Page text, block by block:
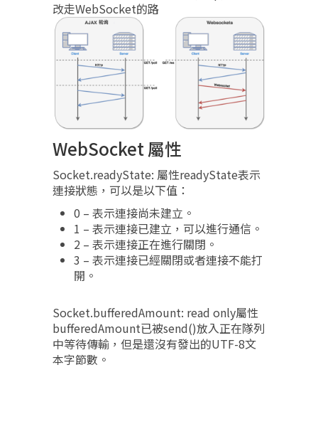
改走WebSocket的路
WebSocket 屬性
Socket.readyState: 屬性readyState表示
連接狀態，可以是以下值：
0 – 表示連接尚未建立。
1 – 表示連接已建立，可以進行通信。
2 – 表示連接正在進行關閉。
3 – 表示連接已經關閉或者連接不能打
開。
Socket.bufferedAmount: read only屬性
bufferedAmount已被send()放入正在隊列
中等待傳輸，但是還沒有發出的UTF-8文
本字節數。